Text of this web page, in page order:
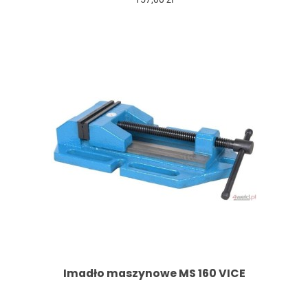
Imadło maszynowe MS 160 VICE